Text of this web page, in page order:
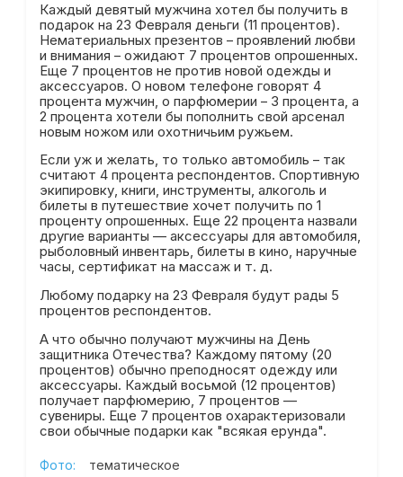
Каждый девятый мужчина хотел бы получить в
подарок на 23 Февраля деньги (11 процентов).
Нематериальных презентов – проявлений любви
и внимания – ожидают 7 процентов опрошенных.
Еще 7 процентов не против новой одежды и
аксессуаров. О новом телефоне говорят 4
процента мужчин, о парфюмерии – 3 процента, а
2 процента хотели бы пополнить свой арсенал
новым ножом или охотничьим ружьем.
Если уж и желать, то только автомобиль – так
считают 4 процента респондентов. Спортивную
экипировку, книги, инструменты, алкоголь и
билеты в путешествие хочет получить по 1
проценту опрошенных. Еще 22 процента назвали
другие варианты — аксессуары для автомобиля,
рыболовный инвентарь, билеты в кино, наручные
часы, сертификат на массаж и т. д.
Любому подарку на 23 Февраля будут рады 5
процентов респондентов.
А что обычно получают мужчины на День
защитника Отечества? Каждому пятому (20
процентов) обычно преподносят одежду или
аксессуары. Каждый восьмой (12 процентов)
получает парфюмерию, 7 процентов —
сувениры. Еще 7 процентов охарактеризовали
свои обычные подарки как "всякая ерунда".
Фото: тематическое